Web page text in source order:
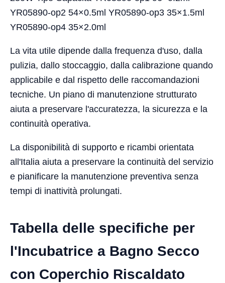
YR05890-op2 54×0.5ml YR05890-op3 35×1.5ml
YR05890-op4 35×2.0ml
La vita utile dipende dalla frequenza d'uso, dalla
pulizia, dallo stoccaggio, dalla calibrazione quando
applicabile e dal rispetto delle raccomandazioni
tecniche. Un piano di manutenzione strutturato
aiuta a preservare l'accuratezza, la sicurezza e la
continuità operativa.
La disponibilità di supporto e ricambi orientata
all'Italia aiuta a preservare la continuità del servizio
e pianificare la manutenzione preventiva senza
tempi di inattività prolungati.
Tabella delle specifiche per
l'Incubatrice a Bagno Secco
con Coperchio Riscaldato